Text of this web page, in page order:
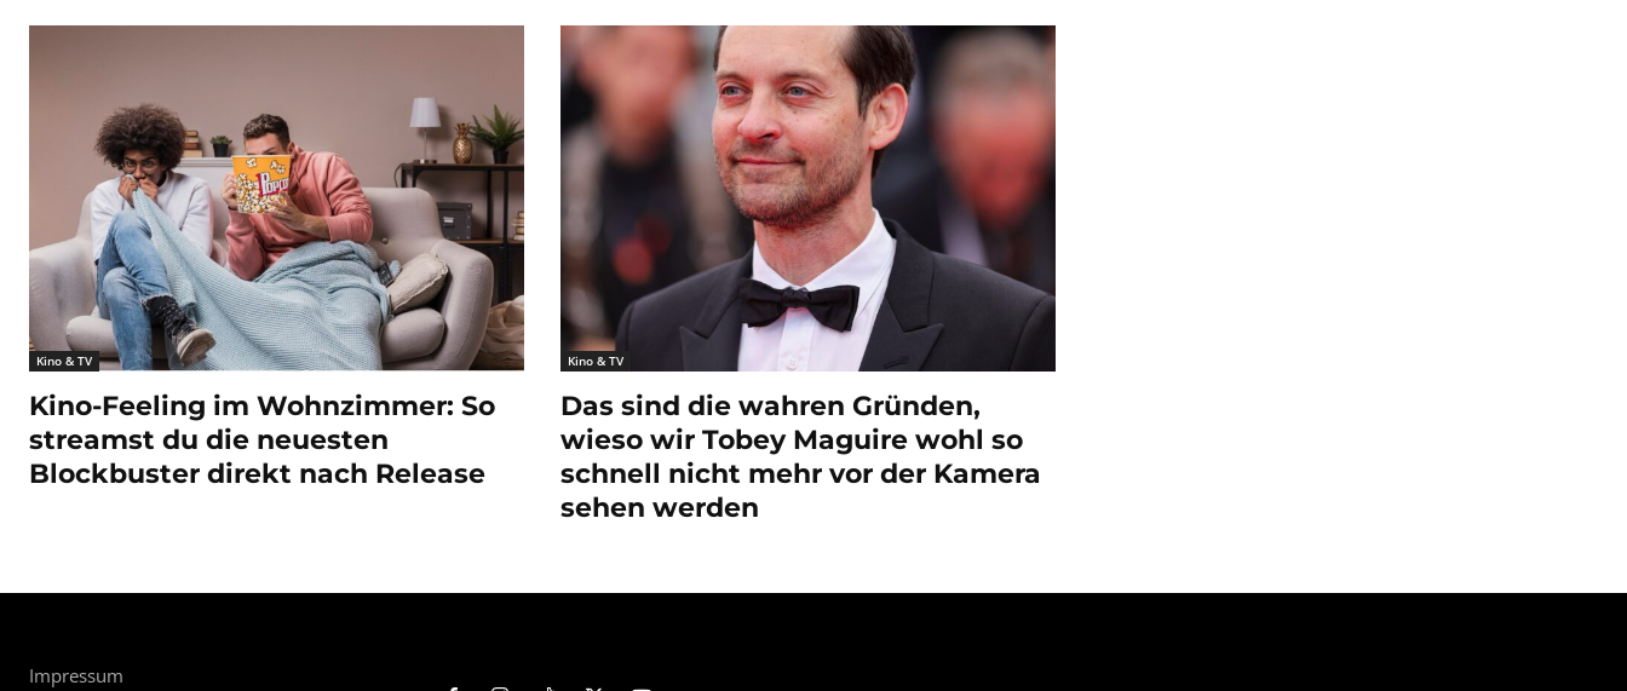
Kino & TV
Kino-Feeling im Wohnzimmer: So
streamst du die neuesten
Blockbuster direkt nach Release
Kino & TV
Das sind die wahren Gründen,
wieso wir Tobey Maguire wohl so
schnell nicht mehr vor der Kamera
sehen werden
Impressum